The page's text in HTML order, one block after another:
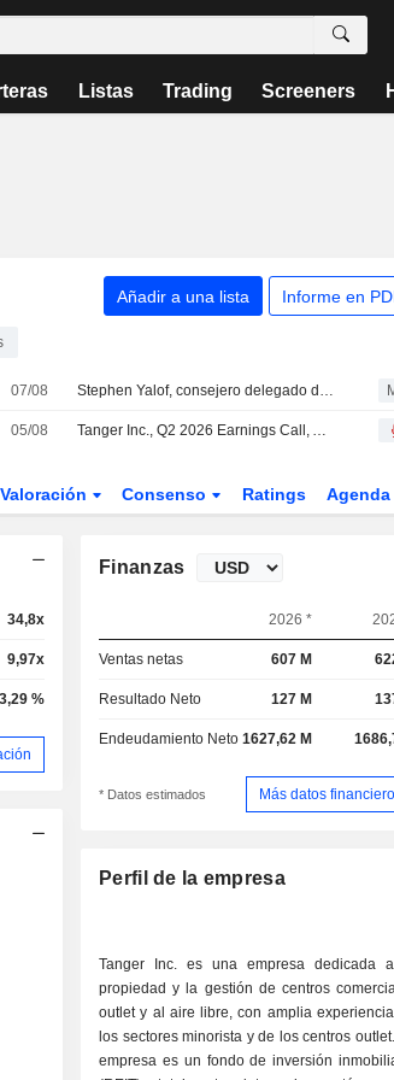
Listas Trading Screeners
Añadir a una lista Informe en
07/08 Stephen Yalof, consejero delegado de Tanger, analiza la afluencia en el sector minorista, las previsiones para la temporada navideña y el impacto de la IA
05/08 Tanger Inc., Q2 2026 Earnings Call, Aug 05, 2026
Valoración Consenso Ratings Agenda
34,8x
9,97x
3,29 %
Finanzas
2026 *
Ventas netas 607 M
Resultado Neto 127 M
Endeudamiento Neto 1627,62 M
* Datos estimados Más datos
Perfil de la empresa
Tanger Inc. es una empresa dedicada
propiedad y la gestión de centros
outlet y al aire libre, con amplia
los sectores minorista y de los centros
empresa es un fondo de inversión